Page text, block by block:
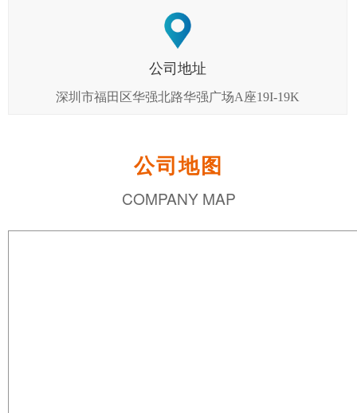
公司地址
深圳市福田区华强北路华强广场A座19I-19K
公司地图
COMPANY MAP